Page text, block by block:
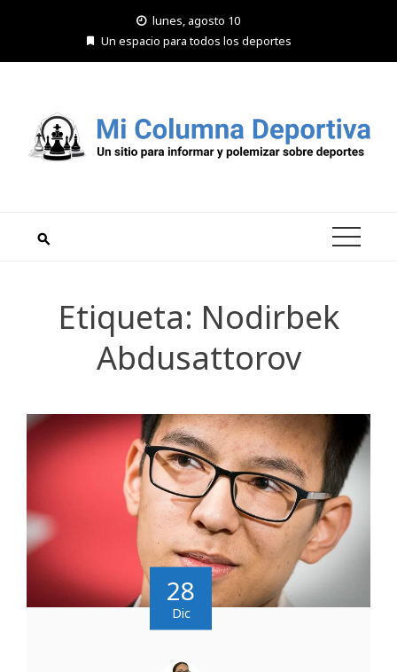
lunes, agosto 10
Un espacio para todos los deportes
Etiqueta: Nodirbek
Abdusattorov
28
Dic